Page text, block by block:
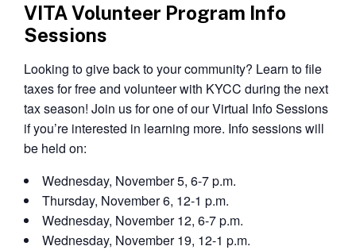
VITA Volunteer Program Info
Sessions
Looking to give back to your community? Learn to file
taxes for free and volunteer with KYCC during the next
tax season! Join us for one of our Virtual Info Sessions
if you’re interested in learning more. Info sessions will
be held on:
Wednesday, November 5, 6-7 p.m.
Thursday, November 6, 12-1 p.m.
Wednesday, November 12, 6-7 p.m.
Wednesday, November 19, 12-1 p.m.